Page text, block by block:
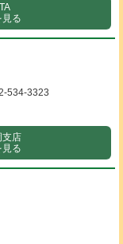
る
534-3323
店
る